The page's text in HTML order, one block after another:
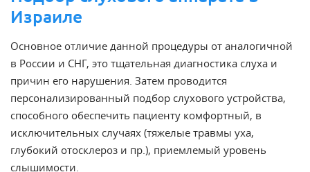
Израиле
Основное отличие данной процедуры от аналогичной
в России и СНГ, это тщательная диагностика слуха и
причин его нарушения. Затем проводится
персонализированный подбор слухового устройства,
способного обеспечить пациенту комфортный, в
исключительных случаях (тяжелые травмы уха,
глубокий отосклероз и пр.), приемлемый уровень
слышимости.